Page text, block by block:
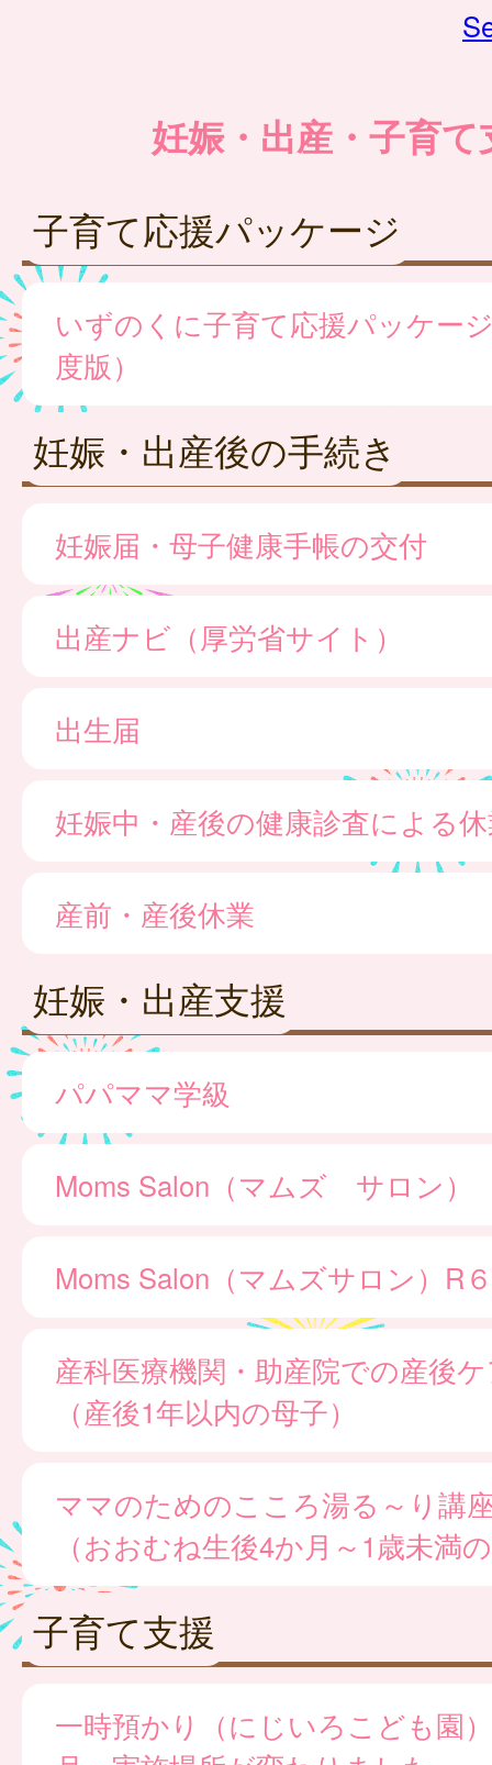
妊娠・出産・子育て
子育て応援パッケージ
いずのくに子育て応援パッケー
度版）
妊娠・出産後の手続き
妊娠届・母子健康手帳の交付
出産ナビ（厚労省サイト）
出生届
妊娠中・産後の健康診査による
産前・産後休業
妊娠・出産支援
パパママ学級
Moms Salon（マムズ サロン）
Moms Salon（マムズサロン）R
産科医療機関・助産院での産後
（産後1年以内の母子）
ママのためのこころ湯る～り講
（おおむね生後4か月～1歳未満
子育て支援
一時預かり（にじいろこども園